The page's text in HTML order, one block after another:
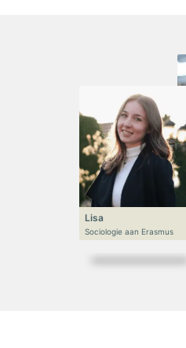
Lisa
Sociologie aan Erasmus